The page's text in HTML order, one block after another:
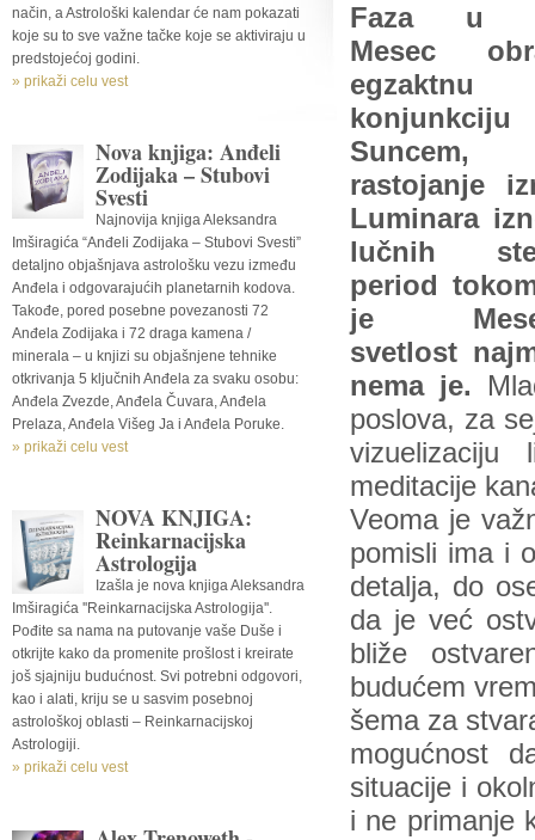
način, a Astrološki kalendar će nam pokazati
koje su to sve važne tačke koje se aktiviraju u
predstojećoj godini.
» prikaži celu vest
Nova knjiga: Anđeli
Zodijaka – Stubovi
Svesti
Najnovija knjiga Aleksandra
Imširagića “Anđeli Zodijaka – Stubovi Svesti”
detaljno objašnjava astrološku vezu između
Anđela i odgovarajućih planetarnih kodova.
Takođe, pored posebne povezanosti 72
Anđela Zodijaka i 72 draga kamena /
minerala – u knjizi su objašnjene tehnike
otkrivanja 5 ključnih Anđela za svaku osobu:
Anđela Zvezde, Anđela Čuvara, Anđela
Prelaza, Anđela Višeg Ja i Anđela Poruke.
» prikaži celu vest
NOVA KNJIGA:
Reinkarnacijska
Astrologija
Izašla je nova knjiga Aleksandra
Imširagića ''Reinkarnacijska Astrologija''.
Pođite sa nama na putovanje vaše Duše i
otkrijte kako da promenite prošlost i kreirate
još sjajniju budućnost. Svi potrebni odgovori,
kao i alati, kriju se u sasvim posebnoj
astrološkoj oblasti – Reinkarnacijskoj
Astrologiji.
» prikaži celu vest
Faza u
Mesec
egzaktnu
Suncem,
rastojanje
Luminara
lučnih
period
je
svetlost
nema je.
poslova, za
vizuelizaciju
meditacije
Veoma je
pomisli ima i
detalja, do
da je već
bliže
budućem
šema za
mogućnost
situacije i
i ne primanje